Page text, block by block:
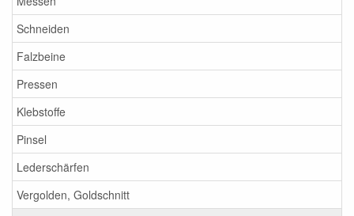
Schneiden
Falzbeine
Pressen
Klebstoffe
Pinsel
Lederschärfen
Vergolden, Goldschnitt